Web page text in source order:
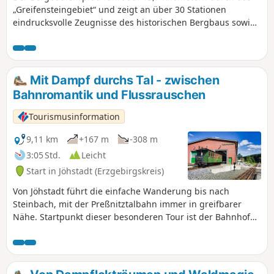
Einkehrmöglichkeit im Berghotel. Der Rückweg führt sanft
zum Ausgangspunkt zurück.
„Greifensteingebiet“ und zeigt an über 30 Stationen
eindrucksvolle Zeugnisse des historischen Bergbaus sowie
Mit Dampf durchs Tal - zwischen
Bahnromantik und Flussrauschen
Tourismusinformation
9,11 km
+167 m
-308 m
3:05 Std.
Leicht
Start in Jöhstadt (Erzgebirgskreis)
Von Jöhstadt führt die einfache Wanderung bis nach
Steinbach, mit der Preßnitztalbahn immer in greifbarer
Nähe. Startpunkt dieser besonderen Tour ist der Bahnhof
Museumsbahn wurde mit großem Engagement wieder
aufgebaut und hält Eisenbahngeschichte lebendig. Vom
Bahnhof führt der Weg am Waldrand entlang mit schönen